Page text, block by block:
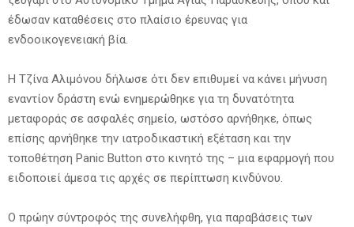
έδωσαν καταθέσεις στο πλαίσιο έρευνας για
ενδοοικογενειακή βία.
Η Τζίνα Αλιμόνου δήλωσε ότι δεν επιθυμεί να κάνει μήνυση
εναντίον δράστη ενώ ενημερώθηκε για τη δυνατότητα
μεταφοράς σε ασφαλές σημείο, ωστόσο αρνήθηκε, όπως
επίσης αρνήθηκε την ιατροδικαστική εξέταση και την
τοποθέτηση Panic Button στο κινητό της – μια εφαρμογή που
ειδοποιεί άμεσα τις αρχές σε περίπτωση κινδύνου.
Ο πρώην σύντροφός της συνελήφθη, για παραβάσεις των